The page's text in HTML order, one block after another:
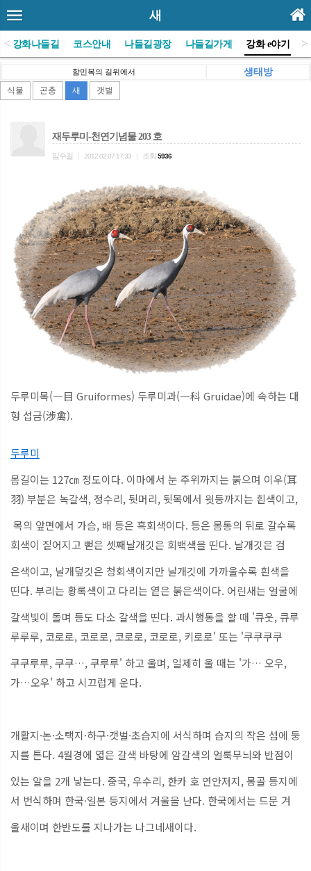
새
<)강화나들길 코스안내 나들길광장 나들길가게 강화 e야기 >
함민복의 길위에서 생태방
식물 곤충 새 갯벌
재두루미-천연기념물 203 호
임수길 2012.02.07 17:33 조회 5936
두루미목(―目 Gruiformes) 두루미과(―科 Gruidae)에 속하는 대
형 섭금(涉禽).
두루미
몸길이는 127㎝ 정도이다. 이마에서 눈 주위까지는 붉으며 이우(耳
羽) 부분은 녹갈색, 정수리, 뒷머리, 뒷목에서 윗등까지는 흰색이고,
목의 앞면에서 가슴, 배 등은 흑회색이다. 등은 몸통의 뒤로 갈수록
회색이 짙어지고 뻗은 셋째날개깃은 회백색을 띤다. 날개깃은 검
은색이고, 날개덮깃은 청회색이지만 날개깃에 가까울수록 흰색을
띤다. 부리는 황록색이고 다리는 옅은 붉은색이다. 어린새는 얼굴에
갈색빛이 돌며 등도 다소 갈색을 띤다. 과시행동을 할 때 '큐웃, 큐루
루루루, 코로로, 코로로, 코로로, 코로로, 키로로' 또는 '쿠쿠쿠쿠
쿠쿠루루, 쿠쿠…, 쿠루루' 하고 울며, 일제히 울 때는 '가… 오우,
가…오우' 하고 시끄럽게 운다.
개활지·논·소택지·하구·갯벌·초습지에 서식하며 습지의 작은 섬에 둥
지를 튼다. 4월경에 엷은 갈색 바탕에 암갈색의 얼룩무늬와 반점이
있는 알을 2개 낳는다. 중국, 우수리, 한카 호 연안저지, 몽골 등지에
서 번식하며 한국·일본 등지에서 겨울을 난다. 한국에서는 드문 겨
울새이며 한반도를 지나가는 나그네새이다.